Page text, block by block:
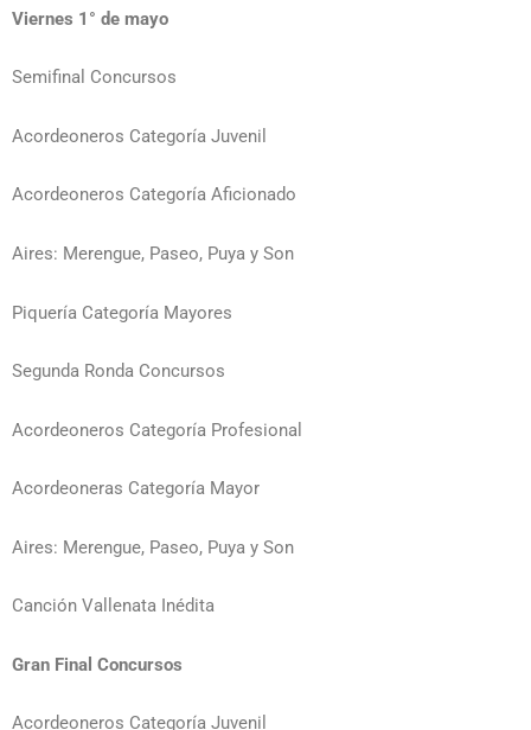
Viernes 1° de mayo
Semifinal Concursos
Acordeoneros Categoría Juvenil
Acordeoneros Categoría Aficionado
Aires: Merengue, Paseo, Puya y Son
Piquería Categoría Mayores
Segunda Ronda Concursos
Acordeoneros Categoría Profesional
Acordeoneras Categoría Mayor
Aires: Merengue, Paseo, Puya y Son
Canción Vallenata Inédita
Gran Final Concursos
Acordeoneros Categoría Juvenil